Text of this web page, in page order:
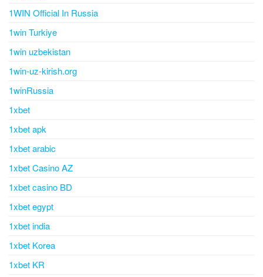
1WIN Official In Russia
1win Turkiye
1win uzbekistan
1win-uz-kirish.org
1winRussia
1xbet
1xbet apk
1xbet arabic
1xbet Casino AZ
1xbet casino BD
1xbet egypt
1xbet india
1xbet Korea
1xbet KR